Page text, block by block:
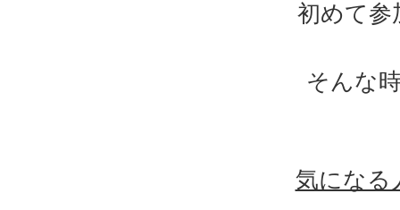
初めて参
そんな
気になる